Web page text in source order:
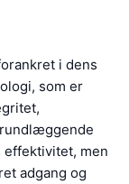
i dens
som er
men
adgang og